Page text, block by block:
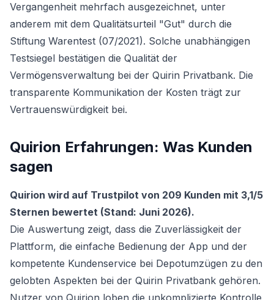
Vergangenheit mehrfach ausgezeichnet, unter
anderem mit dem Qualitätsurteil "Gut" durch die
Stiftung Warentest (07/2021). Solche unabhängigen
Testsiegel bestätigen die Qualität der
Vermögensverwaltung bei der Quirin Privatbank. Die
transparente Kommunikation der Kosten trägt zur
Vertrauenswürdigkeit bei.
Quirion Erfahrungen: Was Kunden
sagen
Quirion wird auf Trustpilot von 209 Kunden mit 3,1/5
Sternen bewertet (Stand: Juni 2026).
Die Auswertung zeigt, dass die Zuverlässigkeit der
Plattform, die einfache Bedienung der App und der
kompetente Kundenservice bei Depotumzügen zu den
gelobten Aspekten bei der Quirin Privatbank gehören.
Nutzer von Quirion loben die unkomplizierte Kontrolle